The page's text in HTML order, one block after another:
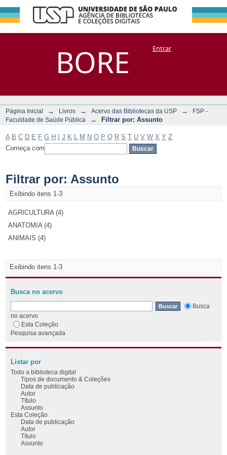
BORE
Filtrar por:
Assunto
DSpace/Manakin + CoriscoEntrar
Página Inicial → Livros → Acervo das Bibliotecas da USP →
FSP -
Faculdade de Saúde Pública
→ Filtrar por: Assunto
A B C D E F G H J K M N O P Q R S T U V W X Y Z
Começa com
Filtrar por: Assunto
Exibindo itens 1-3
AGRICULTURA (4)
ANATOMIA (4)
ANIMAIS (4)
Exibindo itens 1-3
Busca no acervo
Busca
no acervo
Esta Coleção
Pesquisa avançada
Listar por
Todo a biblioteca digital
Tipos de documento & Coleções
Data de publicação
Autor
Título
Assunto
Esta Coleção
Data de publicação
Autor
Título
Assunto